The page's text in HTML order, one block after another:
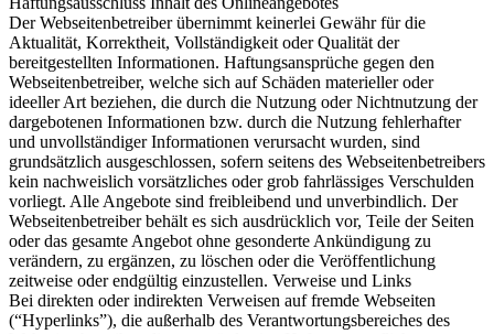
Der Webseitenbetreiber übernimmt keinerlei Gewähr für die
Aktualität, Korrektheit, Vollständigkeit oder Qualität der
bereitgestellten Informationen. Haftungsansprüche gegen den
Webseitenbetreiber, welche sich auf Schäden materieller oder
ideeller Art beziehen, die durch die Nutzung oder Nichtnutzung der
dargebotenen Informationen bzw. durch die Nutzung fehlerhafter
und unvollständiger Informationen verursacht wurden, sind
grundsätzlich ausgeschlossen, sofern seitens des Webseitenbetreibers
kein nachweislich vorsätzliches oder grob fahrlässiges Verschulden
vorliegt. Alle Angebote sind freibleibend und unverbindlich. Der
Webseitenbetreiber behält es sich ausdrücklich vor, Teile der Seiten
oder das gesamte Angebot ohne gesonderte Ankündigung zu
verändern, zu ergänzen, zu löschen oder die Veröffentlichung
zeitweise oder endgültig einzustellen. Verweise und Links
Bei direkten oder indirekten Verweisen auf fremde Webseiten
(“Hyperlinks”), die außerhalb des Verantwortungsbereiches des